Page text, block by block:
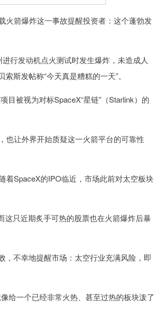
箭爆炸这一事故提醒投资者：这个蓬勃发
行发动机点火测试时发生爆炸，未造成人
斯发帖称“今天真是糟糕的一天”。
被视为对标SpaceX“星链”（Starlink）的
让外界开始质疑这一火箭平台的可靠性
SpaceX的IPO临近，市场此前对太空板块
只近期炙手可热的股票也在火箭爆炸后暴
不幸地提醒市场：太空行业充满风险，即
一个已经非常火热、甚至过热的板块泼了